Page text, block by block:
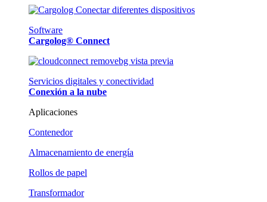
Software
Cargolog® Connect
Servicios digitales y conectividad
Conexión a la nube
Aplicaciones
Contenedor
Almacenamiento de energía
Rollos de papel
Transformador